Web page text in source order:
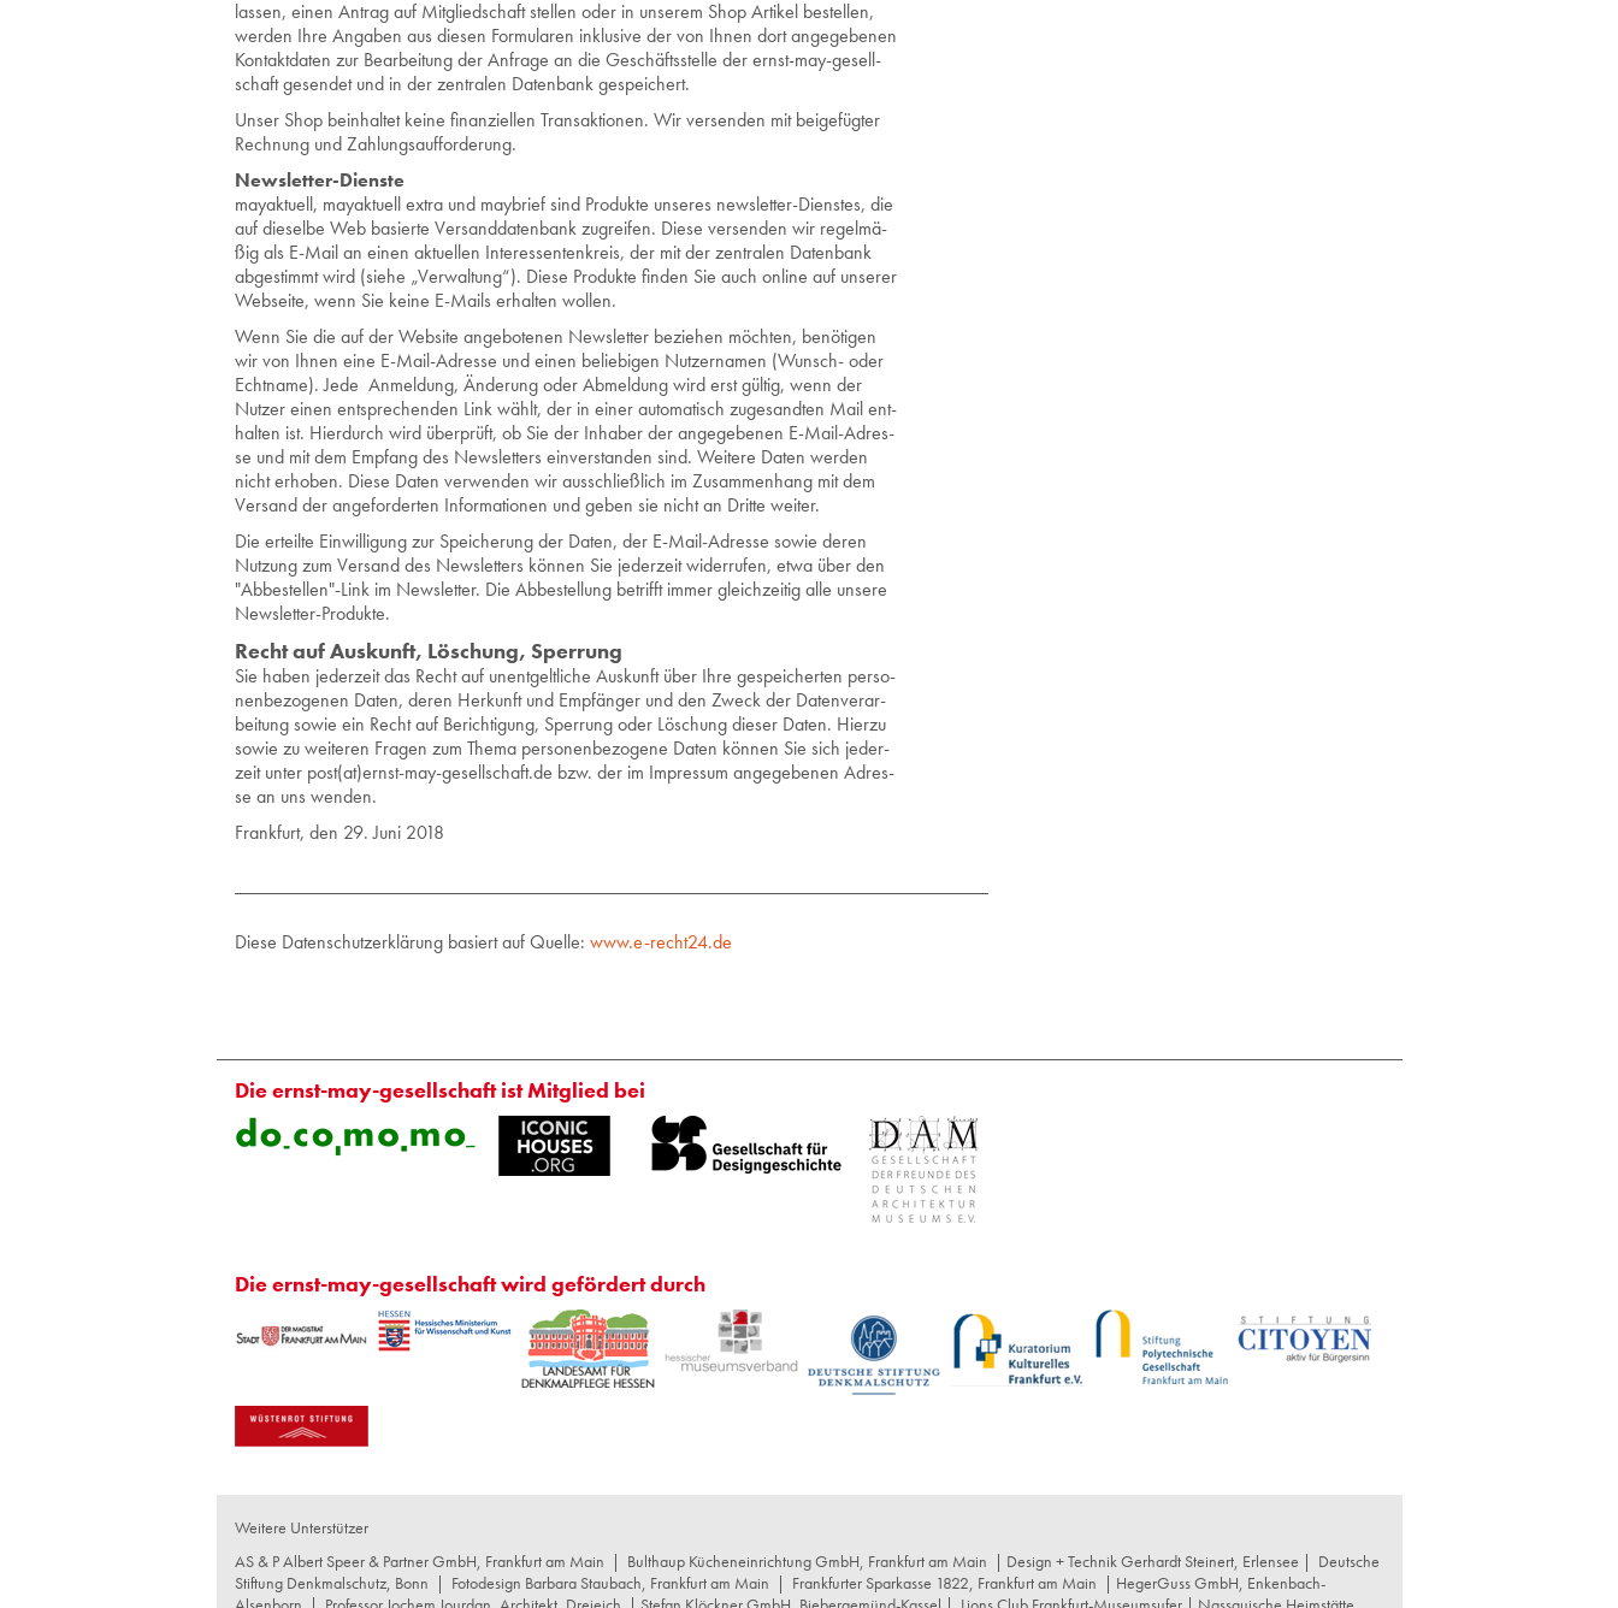
las­sen, einen An­trag auf Mit­glied­schaft stel­len oder in un­se­rem Shop Ar­ti­kel be­stel­len,
wer­den Ihre An­ga­ben aus die­sen For­mu­la­ren in­klu­si­ve der von Ihnen dort an­ge­ge­be­nen
Kon­takt­da­ten zur Be­ar­bei­tung der An­fra­ge an die Ge­schäfts­stel­le der ernst-may-ge­sell­
schaft ge­sen­det und in der zen­tra­len Da­ten­bank ge­spei­chert.
Unser Shop be­inhal­tet keine fi­nan­zi­el­len Trans­ak­tio­nen. Wir ver­sen­den mit bei­ge­füg­ter
Rech­nung und Zah­lungs­auf­for­de­rung.
News­let­ter-Diens­te
ma­yak­tu­ell, ma­yak­tu­ell extra und may­brief sind Pro­duk­te un­se­res news­let­ter-Diens­tes, die
auf die­sel­be Web ba­sier­te Ver­sand­da­ten­bank zu­grei­fen. Diese ver­sen­den wir re­gel­mä­
ßig als E-Mail an einen ak­tu­el­len In­ter­es­sen­ten­kreis, der mit der zen­tra­len Da­ten­bank
ab­ge­stimmt wird (siehe „Ver­wal­tung“). Diese Pro­duk­te fin­den Sie auch on­line auf un­se­rer
Web­sei­te, wenn Sie keine E-Mails er­hal­ten wol­len.
Wenn Sie die auf der Web­site an­ge­bo­te­nen News­let­ter be­zie­hen möch­ten, be­nö­ti­gen
wir von Ihnen eine E-Mail-Adres­se und einen be­lie­bi­gen Nut­zer­na­men (Wunsch- oder
Echt­na­me). Jede An­mel­dung, Än­de­rung oder Ab­mel­dung wird erst gül­tig, wenn der
Nut­zer einen ent­spre­chen­den Link wählt, der in einer au­to­ma­tisch zu­ge­sand­ten Mail ent­
hal­ten ist. Hier­durch wird über­prüft, ob Sie der In­ha­ber der an­ge­ge­be­nen E-Mail-Adres­
se und mit dem Emp­fang des News­let­ters ein­ver­stan­den sind. Wei­te­re Daten wer­den
nicht er­ho­ben. Diese Daten ver­wen­den wir aus­schließ­lich im Zu­sam­men­hang mit dem
Ver­sand der an­ge­for­der­ten In­for­ma­tio­nen und geben sie nicht an Drit­te wei­ter.
Die er­teil­te Ein­wil­li­gung zur Spei­che­rung der Daten, der E-Mail-Adres­se sowie deren
Nut­zung zum Ver­sand des News­let­ters kön­nen Sie je­der­zeit wi­der­ru­fen, etwa über den
"Ab­be­stel­len"-Link im News­let­ter. Die Ab­be­stel­lung be­trifft immer gleich­zei­tig alle un­se­re
News­let­ter-Pro­duk­te.
Recht auf Aus­kunft, Lö­schung, Sper­rung
Sie haben je­der­zeit das Recht auf un­ent­gelt­li­che Aus­kunft über Ihre ge­spei­cher­ten per­so­
nen­be­zo­ge­nen Daten, deren Her­kunft und Emp­fän­ger und den Zweck der Da­ten­ver­ar­
bei­tung sowie ein Recht auf Be­rich­ti­gung, Sper­rung oder Lö­schung die­ser Daten. Hier­zu
sowie zu wei­te­ren Fra­gen zum Thema per­so­nen­be­zo­ge­ne Daten kön­nen Sie sich je­der­
zeit unter post(at)ernst-​may-​ges​ells​chaf​t.​de bzw. der im Im­pres­sum an­ge­ge­be­nen Adres­
se an uns wen­den.
Frank­furt, den 29. Juni 2018
Diese Datenschutzerklärung basiert auf Quelle: www.e-recht24.de
Die ernst-may-gesellschaft ist Mitglied bei
Die ernst-may-gesellschaft wird gefördert durch
Weitere Unterstützer
AS & P Albert Speer & Partner GmbH, Frankfurt am Main | Bulthaup Kücheneinrichtung GmbH, Frankfurt am Main | Design + Technik Gerhardt Steinert, Erlensee | Deutsche
Stiftung Denkmalschutz, Bonn | Fotodesign Barbara Staubach, Frankfurt am Main | Frankfurter Sparkasse 1822, Frankfurt am Main | HegerGuss GmbH, Enkenbach-